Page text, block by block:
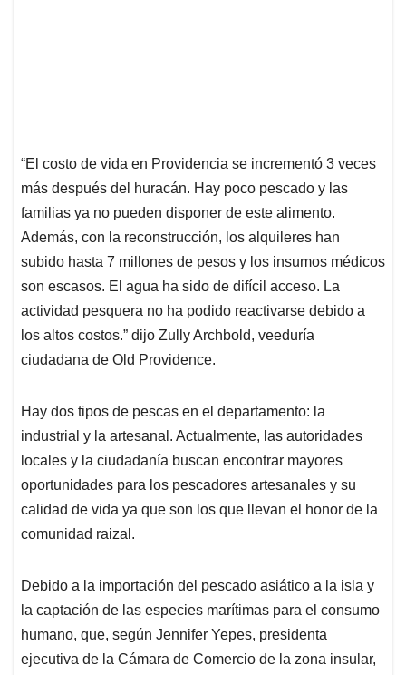
“El costo de vida en Providencia se incrementó 3 veces
más después del huracán. Hay poco pescado y las
familias ya no pueden disponer de este alimento.
Además, con la reconstrucción, los alquileres han
subido hasta 7 millones de pesos y los insumos médicos
son escasos. El agua ha sido de difícil acceso. La
actividad pesquera no ha podido reactivarse debido a
los altos costos.” dijo Zully Archbold, veeduría
ciudadana de Old Providence.
Hay dos tipos de pescas en el departamento: la
industrial y la artesanal. Actualmente, las autoridades
locales y la ciudadanía buscan encontrar mayores
oportunidades para los pescadores artesanales y su
calidad de vida ya que son los que llevan el honor de la
comunidad raizal.
Debido a la importación del pescado asiático a la isla y
la captación de las especies marítimas para el consumo
humano, que, según Jennifer Yepes, presidenta
ejecutiva de la Cámara de Comercio de la zona insular,